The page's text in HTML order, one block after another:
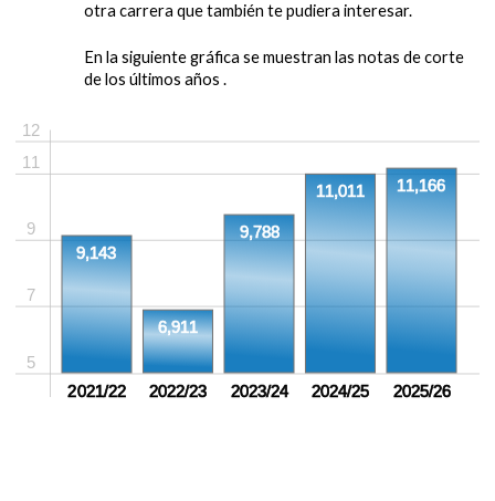
otra carrera que también te pudiera interesar.
En la siguiente gráfica se muestran las notas de corte
de los últimos años .
12
5
7
9
11
9,143
6,911
9,788
11,011 11,166
2021/22 2022/23 2023/24 2024/25 2025/26